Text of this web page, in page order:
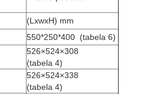
(LxwxH) mm
550*250*400 (tabela 6)
526×524×308
(tabela 4)
526×524×338
(tabela 4)